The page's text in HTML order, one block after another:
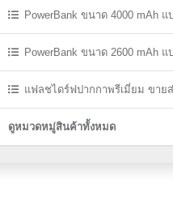
PowerBank ขนาด 4000 mAh
PowerBank ขนาด 2600 mAh
แฟลชไดร์ฟปากกาพรีเมี่ยม ขาย
ดูหมวดหมู่สินค้าทั้งหมด